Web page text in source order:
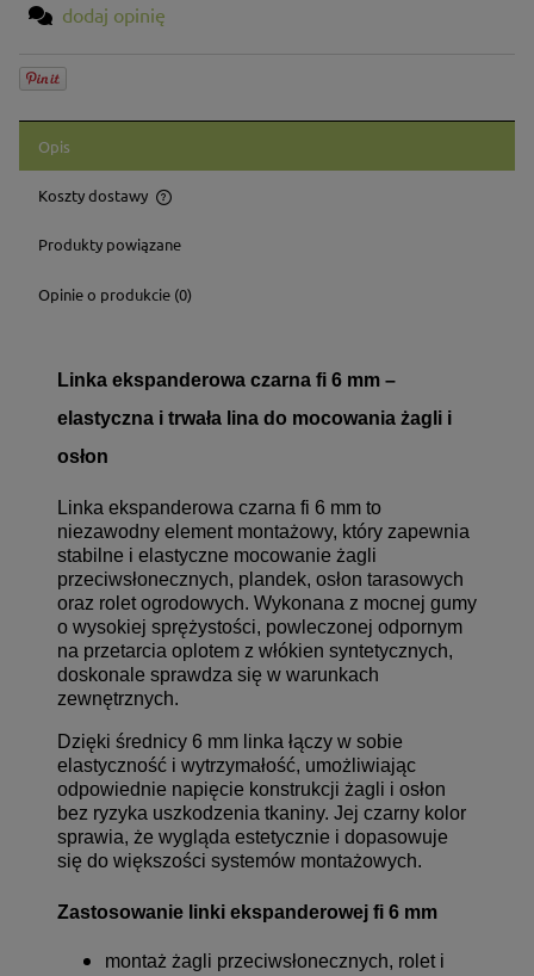
dodaj opinię
Opis
Koszty dostawy
Cena nie zawiera ewentualnych kosztów płatności
Produkty powiązane
Opinie o produkcie (0)
Linka ekspanderowa czarna fi 6 mm –
elastyczna i trwała lina do mocowania żagli i
osłon
Linka ekspanderowa czarna fi 6 mm to
niezawodny element montażowy, który zapewnia
stabilne i elastyczne mocowanie żagli
przeciwsłonecznych, plandek, osłon tarasowych
oraz rolet ogrodowych. Wykonana z mocnej gumy
o wysokiej sprężystości, powleczonej odpornym
na przetarcia oplotem z włókien syntetycznych,
doskonale sprawdza się w warunkach
zewnętrznych.
Dzięki średnicy 6 mm linka łączy w sobie
elastyczność i wytrzymałość, umożliwiając
odpowiednie napięcie konstrukcji żagli i osłon
bez ryzyka uszkodzenia tkaniny. Jej czarny kolor
sprawia, że wygląda estetycznie i dopasowuje
się do większości systemów montażowych.
Zastosowanie linki ekspanderowej fi 6 mm
montaż żagli przeciwsłonecznych, rolet i